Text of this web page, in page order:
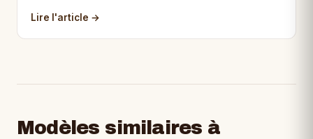
Lire l'article →
Modèles similaires à